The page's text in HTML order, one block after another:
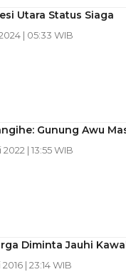
Utara Status Siaga
| 05:33 WIB
Gunung Awu
| 13:55 WIB
Diminta Jauhi
| 23:14 WIB